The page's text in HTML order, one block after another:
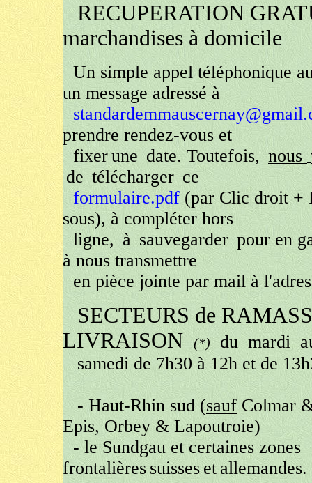
RECUPERATION
marchandises à domicile
Un simple appel téléphonique
un message adressé à
prendre rendez-vous et
fixerune date. Toutefois, nous
de télécharger ce
formulaire.pdf (par Clic droit +
sous), à compléter hors
ligne, à sauvegarderpour en
à nous transmettre
en pièce jointe par mail à
SECTEURS de
LIVRAISON
(*) du mardi
samedi de 7h30 à 12h et de
- Haut-Rhin sud (sauf Colmar
Epis, Orbey & Lapoutroie)
- le Sundgau et certaines zones
frontalières suissesetallemandes.